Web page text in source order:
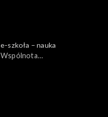
e-szkoła – nauka
Wspólnota